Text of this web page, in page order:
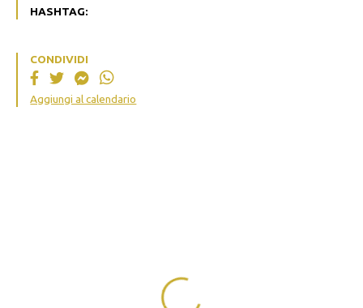
HASHTAG:
CONDIVIDI
Aggiungi al calendario